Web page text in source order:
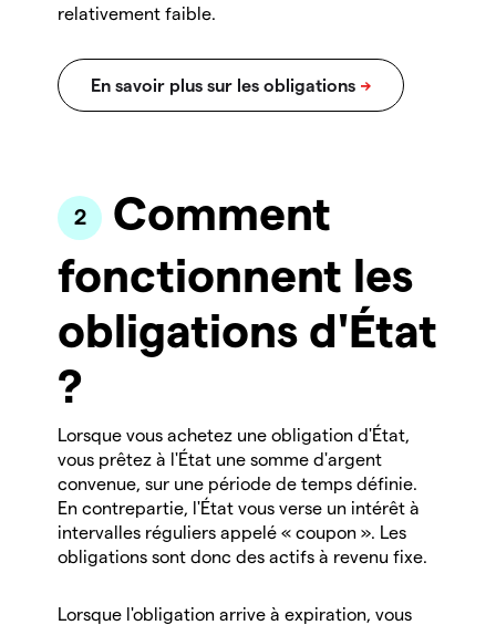
relativement faible.
Comment
fonctionnent les
obligations d'État
?
Lorsque vous achetez une obligation d'État,
vous prêtez à l'État une somme d'argent
convenue, sur une période de temps définie.
En contrepartie, l'État vous verse un intérêt à
intervalles réguliers appelé « coupon ». Les
obligations sont donc des actifs à revenu fixe.
Lorsque l'obligation arrive à expiration, vous